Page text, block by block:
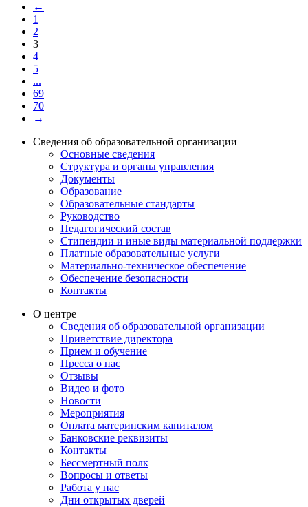
←
1
2
3
4
5
...
69
70
→
Сведения об образовательной организации
Основные сведения
Структура и органы управления
Документы
Образование
Образовательные стандарты
Руководство
Педагогический состав
Стипендии и иные виды материальной поддержки
Платные образовательные услуги
Материально-техническое обеспечение
Обеспечение безопасности
Контакты
О центре
Сведения об образовательной организации
Приветствие директора
Прием и обучение
Пресса о нас
Отзывы
Видео и фото
Новости
Мероприятия
Оплата материнским капиталом
Банковские реквизиты
Контакты
Бессмертный полк
Вопросы и ответы
Работа у нас
Дни открытых дверей